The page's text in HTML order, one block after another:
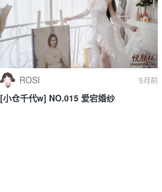
ROSI 5月前
[小仓千代w] NO.015 爱宕婚纱